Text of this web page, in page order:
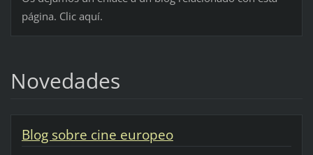
página. Clic aquí.
Novedades
Blog sobre cine europeo